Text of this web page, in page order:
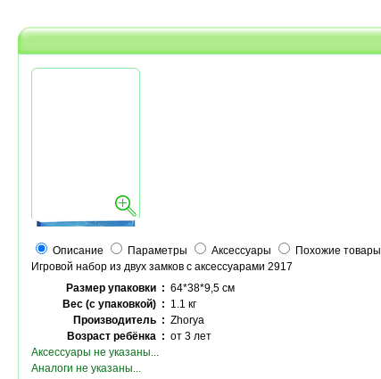
Описание Параметры Аксессуары Похожие товары
Игровой набор из двух замков с аксессуарами 2917
Размер упаковки : 64*38*9,5 см
Вес (с упаковкой) : 1.1 кг
Производитель : Zhorya
Возраст ребёнка : от 3 лет
Аксессуары не указаны...
Аналоги не указаны...